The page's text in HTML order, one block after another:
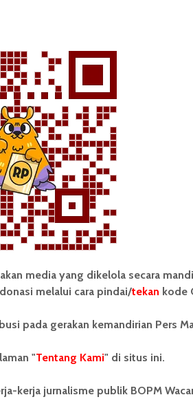
pandangan
pers
Wakil Masyarakat
media yang dikelola secara
melalui cara pindai/tekan kode
pada gerakan kemandirian Pers
"Tentang Kami" di situs ini.
kerja jurnalisme publik BOPM